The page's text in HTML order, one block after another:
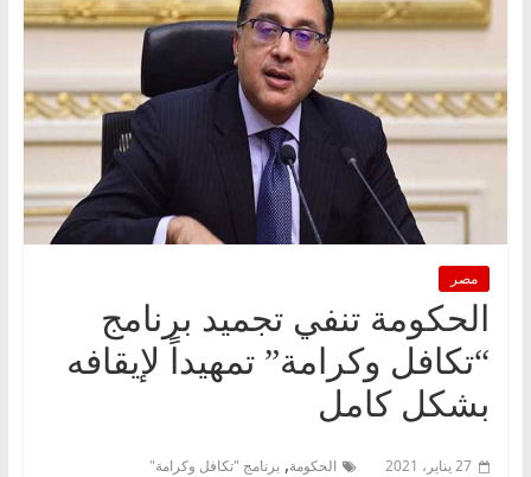
مصر
الحكومة تنفي تجميد برنامج
“تكافل وكرامة” تمهيداً لإيقافه
بشكل كامل
27 يناير، 2021 الحكومة, برنامج "تكافل وكرامة"